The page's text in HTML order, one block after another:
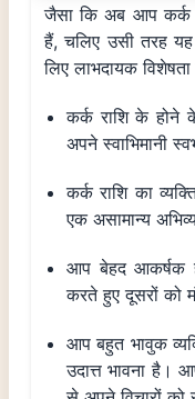
जैसा कि अब आप कर्क
हैं, चलिए उसी तरह
लिए लाभदायक
कर्क राशि के
अपने स्वाभिमानी
कर्क राशि का
एक असामान्य
आप बेहद आकर्षक
करते हुए दूसरों को
आप बहुत भावुक
उदात्त भावना है।